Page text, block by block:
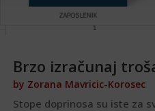
Brzo izračunaj
by Zorana Mavricic-Korosec
Stope doprinosa su iste za